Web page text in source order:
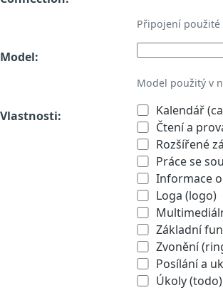
Připojení použité
Model:
Model použitý v
Vlastnosti:
Kalendář
Čtení a
Rozšířené
Práce se
Informace
Loga (logo)
Základní
Zvonění
Posílání a
Úkoly (todo)